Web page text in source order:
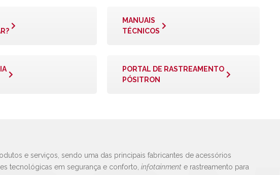
MANUAIS
TÉCNICOS
PORTAL DE RASTREAMENTO
PÓSITRON
e serviços, sendo uma das principais fabricantes de acessórios
tecnológicas em segurança e conforto,infotainment e rastreamento para